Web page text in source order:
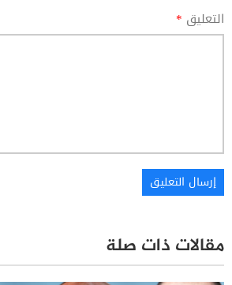
التعليق *
مقالات ذات صلة